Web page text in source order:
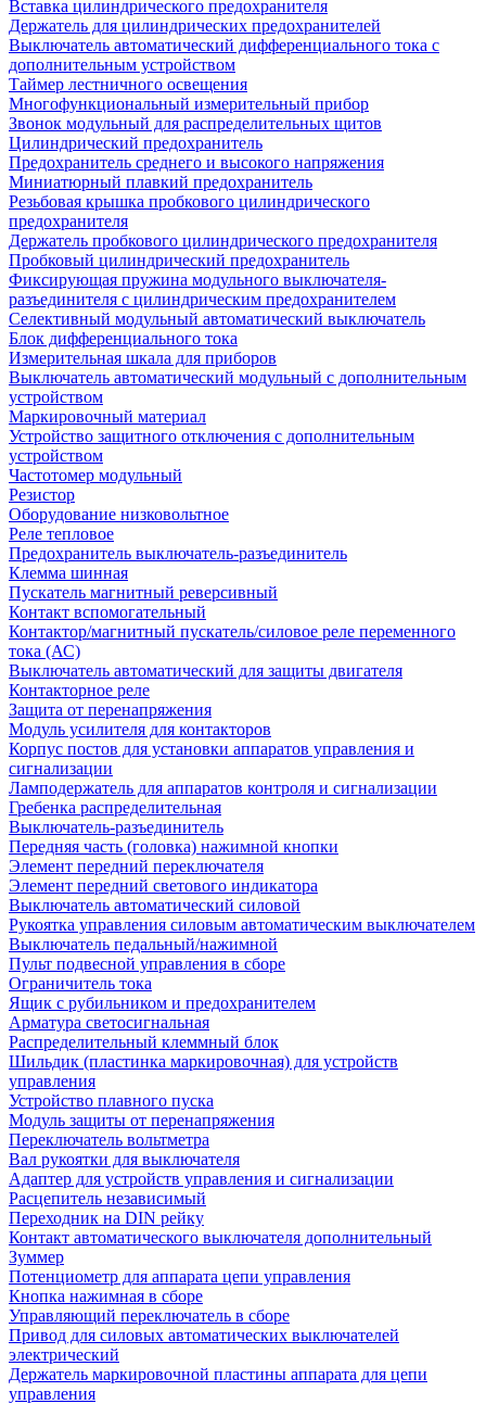
Вставка цилиндрического предохранителя
Держатель для цилиндрических предохранителей
Выключатель автоматический дифференциального тока с
дополнительным устройством
Таймер лестничного освещения
Многофункциональный измерительный прибор
Звонок модульный для распределительных щитов
Цилиндрический предохранитель
Предохранитель среднего и высокого напряжения
Миниатюрный плавкий предохранитель
Резьбовая крышка пробкового цилиндрического
предохранителя
Держатель пробкового цилиндрического предохранителя
Пробковый цилиндрический предохранитель
Фиксирующая пружина модульного выключателя-
разъединителя с цилиндрическим предохранителем
Селективный модульный автоматический выключатель
Блок дифференциального тока
Измерительная шкала для приборов
Выключатель автоматический модульный с дополнительным
устройством
Маркировочный материал
Устройство защитного отключения с дополнительным
устройством
Частотомер модульный
Резистор
Оборудование низковольтное
Реле тепловое
Предохранитель выключатель-разъединитель
Клемма шинная
Пускатель магнитный реверсивный
Контакт вспомогательный
Контактор/магнитный пускатель/силовое реле переменного
тока (АС)
Выключатель автоматический для защиты двигателя
Контакторное реле
Защита от перенапряжения
Модуль усилителя для контакторов
Корпус постов для установки аппаратов управления и
сигнализации
Ламподержатель для аппаратов контроля и сигнализации
Гребенка распределительная
Выключатель-разъединитель
Передняя часть (головка) нажимной кнопки
Элемент передний переключателя
Элемент передний светового индикатора
Выключатель автоматический силовой
Рукоятка управления силовым автоматическим выключателем
Выключатель педальный/нажимной
Пульт подвесной управления в сборе
Ограничитель тока
Ящик с рубильником и предохранителем
Арматура светосигнальная
Распределительный клеммный блок
Шильдик (пластинка маркировочная) для устройств
управления
Устройство плавного пуска
Модуль защиты от перенапряжения
Переключатель вольтметра
Вал рукоятки для выключателя
Адаптер для устройств управления и сигнализации
Расцепитель независимый
Переходник на DIN рейку
Контакт автоматического выключателя дополнительный
Зуммер
Потенциометр для аппарата цепи управления
Кнопка нажимная в сборе
Управляющий переключатель в сборе
Привод для силовых автоматических выключателей
электрический
Держатель маркировочной пластины аппарата для цепи
управления